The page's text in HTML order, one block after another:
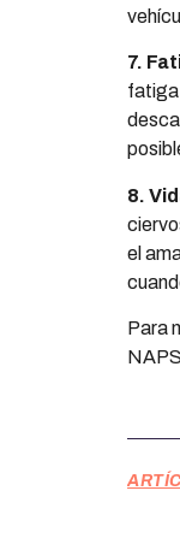
7.
8.
el
Para